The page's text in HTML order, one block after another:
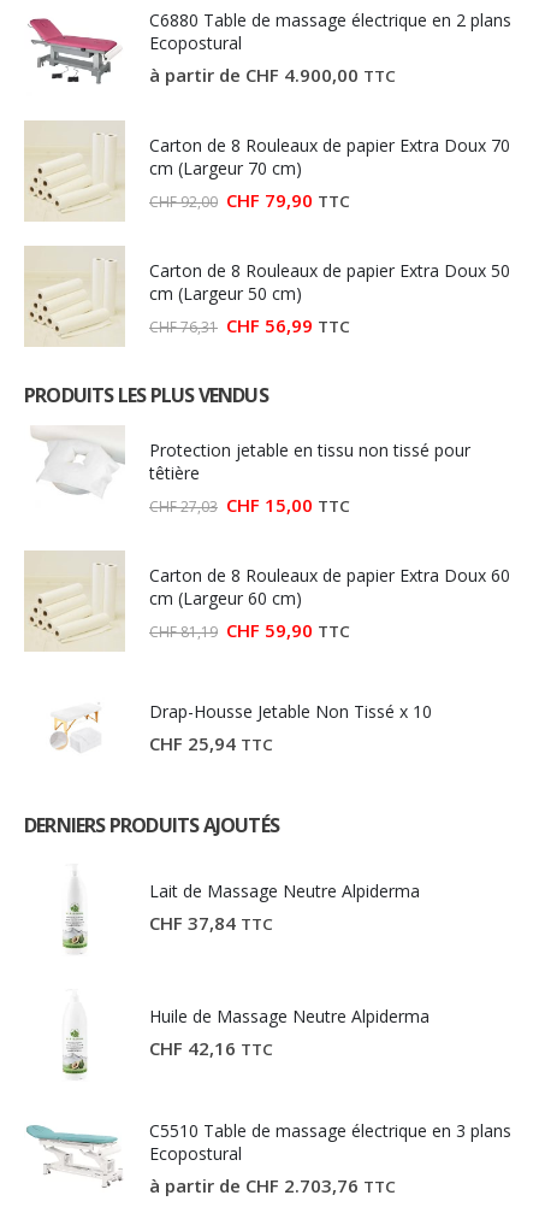
C6880 Table de massage électrique en 2 plans
Ecopostural
à partir de CHF 4.900,00 TTC
Carton de 8 Rouleaux de papier Extra Doux 70
cm (Largeur 70 cm)
CHF92,00 Le
CHF 92,00.
CHF 79,90Le
CHF 79,90.
TTC
Carton de 8 Rouleaux de papier Extra Doux 50
cm (Largeur 50 cm)
CHF76,31 Le
CHF 76,31.
CHF 56,99Le
TTC
PRODUITS LES PLUS VENDUS
Protection jetable en tissu non tissé pour
têtière
CHF27,03 Le
CHF 27,03.
CHF 15,00Le
CHF 15,00.
TTC
Carton de 8 Rouleaux de papier Extra Doux 60
cm (Largeur 60 cm)
CHF81,19 Le
CHF 81,19.
CHF 59,90Le
CHF 59,90.
TTC
Drap-Housse Jetable Non Tissé x 10
CHF 25,94 TTC
DERNIERS PRODUITS AJOUTÉS
Lait de Massage Neutre Alpiderma
CHF 37,84 TTC
Huile de Massage Neutre Alpiderma
CHF 42,16 TTC
C5510 Table de massage électrique en 3 plans
Ecopostural
à partir de CHF 2.703,76 TTC